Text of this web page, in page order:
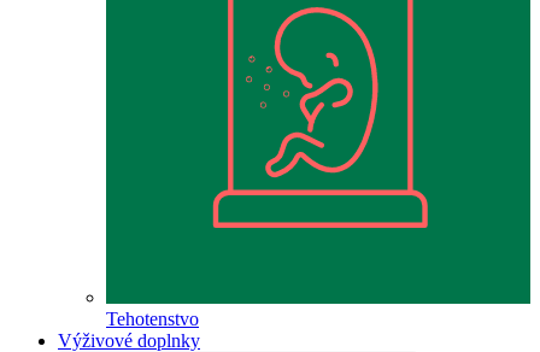
Tehotenstvo
Výživové doplnky